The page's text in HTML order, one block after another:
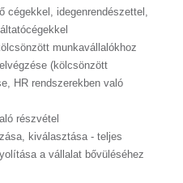
cégekkel, idegenrendészettel,
munkavállalókhoz
(kölcsönzött
HR rendszerekben való
részvétel
kiválasztása - teljes
a vállalat bővüléséhez